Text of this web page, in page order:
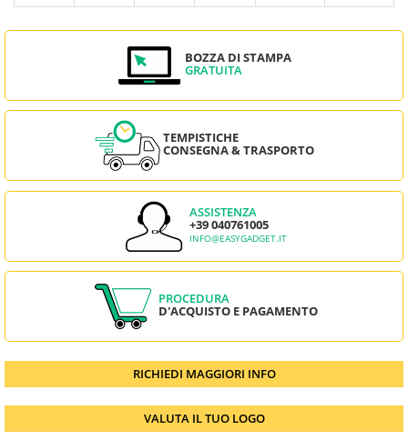
BOZZA DI STAMPA
GRATUITA
TEMPISTICHE
CONSEGNA & TRASPORTO
ASSISTENZA
+39 040761005
INFO@EASYGADGET.IT
PROCEDURA
D'ACQUISTO E PAGAMENTO
RICHIEDI MAGGIORI INFO
VALUTA IL TUO LOGO